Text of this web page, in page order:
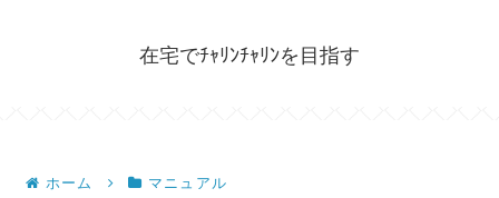
在宅でﾁｬﾘﾝﾁｬﾘﾝを目指す
ホーム マニュアル